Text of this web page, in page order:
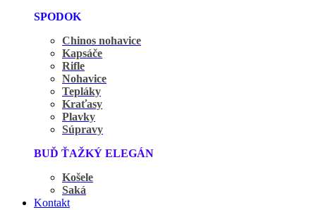
SPODOK
Chinos nohavice
Kapsáče
Rifle
Nohavice
Tepláky
Kraťasy
Plavky
Súpravy
BUĎ ŤAŽKÝ ELEGÁN
Košele
Saká
Kontakt